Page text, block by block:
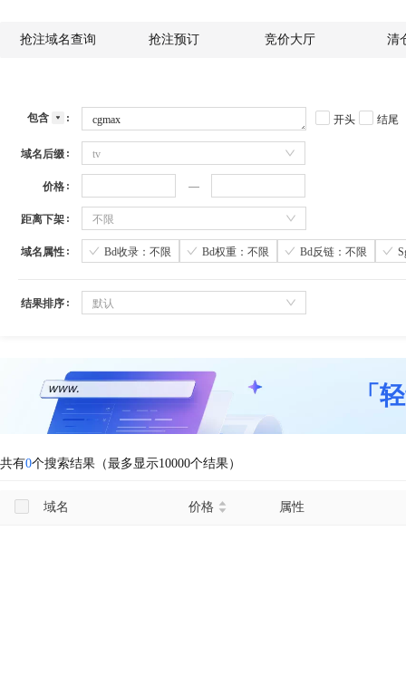
抢注域名查询 抢注预订 竞价大厅 清
包含 开头 结尾
域名后缀 tv
价格
距离下架 不限
域名属性 Bd收录：不限 Bd权重：不限 Bd反链：不限
结果排序 默认
「
共有0个搜索结果（最多显示10000个结果）
域名 价格 属性